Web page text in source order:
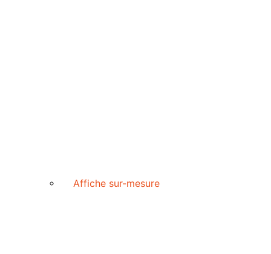
Affiche sur-mesure